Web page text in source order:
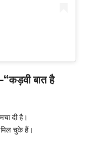
बात है
दी है।
मिल चुके हैं।